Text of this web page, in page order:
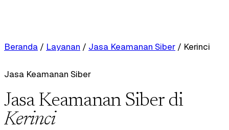
Beranda / Layanan / Jasa Keamanan Siber / Kerinci
Jasa Keamanan Siber
Jasa Keamanan Siber di
Kerinci